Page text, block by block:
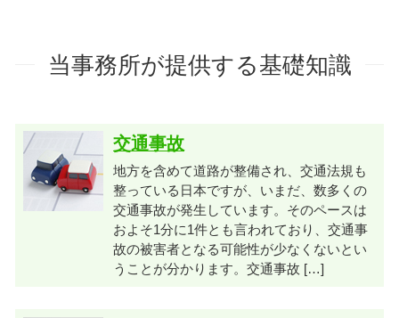
当事務所が提供する基礎知識
交通事故
地方を含めて道路が整備され、交通法規も
整っている日本ですが、いまだ、数多くの
交通事故が発生しています。そのペースは
およそ1分に1件とも言われており、交通事
故の被害者となる可能性が少なくないとい
うことが分かります。交通事故 […]